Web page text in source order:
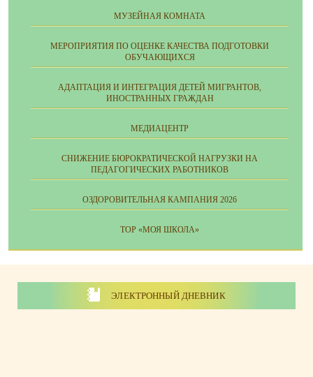
МУЗЕЙНАЯ КОМНАТА
МЕРОПРИЯТИЯ ПО ОЦЕНКЕ КАЧЕСТВА ПОДГОТОВКИ
ОБУЧАЮЩИХСЯ
АДАПТАЦИЯ И ИНТЕГРАЦИЯ ДЕТЕЙ МИГРАНТОВ,
ИНОСТРАННЫХ ГРАЖДАН
МЕДИАЦЕНТР
СНИЖЕНИЕ БЮРОКРАТИЧЕСКОЙ НАГРУЗКИ НА
ПЕДАГОГИЧЕСКИХ РАБОТНИКОВ
ОЗДОРОВИТЕЛЬНАЯ КАМПАНИЯ 2026
ТОР «МОЯ ШКОЛА»
ЭЛЕКТРОННЫЙ ДНЕВНИК